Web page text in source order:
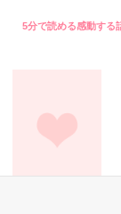
＊以前、公開し
守と由羅から『
た上、同居まで
鷹哉『宜しくな
雛子『俺の……ひ
シゴデキで冷徹
5分で読める感動する